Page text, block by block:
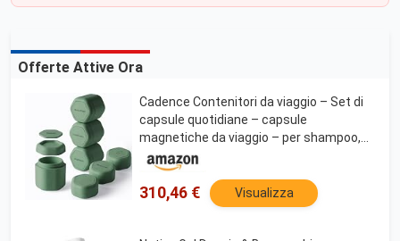
Offerte Attive Ora
Cadence Contenitori da viaggio – Set di
capsule quotidiane – capsule
magnetiche da viaggio – per shampoo,
balsamo, bagnoschiuma, pillole e altro –
5 Flex Medium (37,4 g) e 3 Flex Small
(15,9 g) –
310,46 € Visualizza